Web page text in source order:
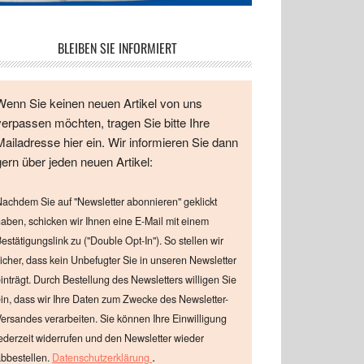
BLEIBEN SIE INFORMIERT
Sie keinen neuen Artikel von uns
möchten, tragen Sie bitte Ihre
hier ein. Wir informieren Sie dann
über jeden neuen Artikel:
Sie auf "Newsletter abonnieren" geklickt
schicken wir Ihnen eine E-Mail mit einem
zu ("Double Opt-In"). So stellen wir
dass kein Unbefugter Sie in unseren Newsletter
Durch Bestellung des Newsletters willigen Sie
dass wir Ihre Daten zum Zwecke des Newsletter-
verarbeiten. Sie können Ihre Einwilligung
widerrufen und den Newsletter wieder
Datenschutzerklärung .